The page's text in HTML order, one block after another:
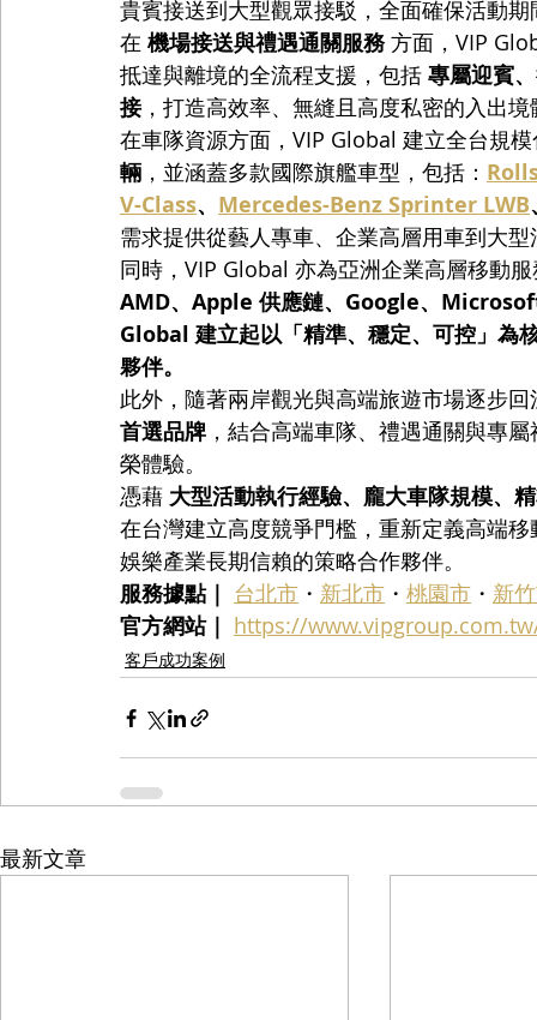
貴賓接送到大型觀眾接駁，全面確保活動
在 機場接送與禮遇通關服務 方面，VIP
抵達與離境的全流程支援，包括 專屬迎賓
接，打造高效率、無縫且高度私密的入出境
在車隊資源方面，VIP Global 建立全台規
輛 ，並涵蓋多款國際旗艦車型，包括：
V-Class、 Mercedes-Benz Sprinter LWB
需求提供從藝人專車、企業高層用車到大
同時，VIP Global 亦為亞洲企業高層移動
AMD、Apple 供應鏈、Google、
Global 建立起以「精準、穩定、可控」為
夥伴。
此外，隨著兩岸觀光與高端旅遊市場逐步
首選品牌 ，結合高端車隊、禮遇通關與專
榮體驗。
憑藉 大型活動執行經驗、龐大車隊規模、
在台灣建立高度競爭門檻，重新定義高端
娛樂產業長期信賴的策略合作夥伴。
服務據點｜ 台北市 ・ 新北市 ・ 桃園市 ・ 新
官方網站｜ https://
客戶成功案例
最新文章